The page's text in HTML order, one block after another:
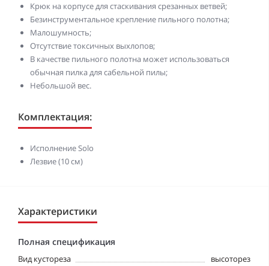
Крюк на корпусе для стаскивания срезанных ветвей;
Безинструментальное крепление пильного полотна;
Малошумность;
Отсутствие токсичных выхлопов;
В качестве пильного полотна может использоваться
обычная пилка для сабельной пилы;
Небольшой вес.
Комплектация:
Исполнение Solo
Лезвие (10 см)
Характеристики
Полная спецификация
Вид кустореза
высоторез